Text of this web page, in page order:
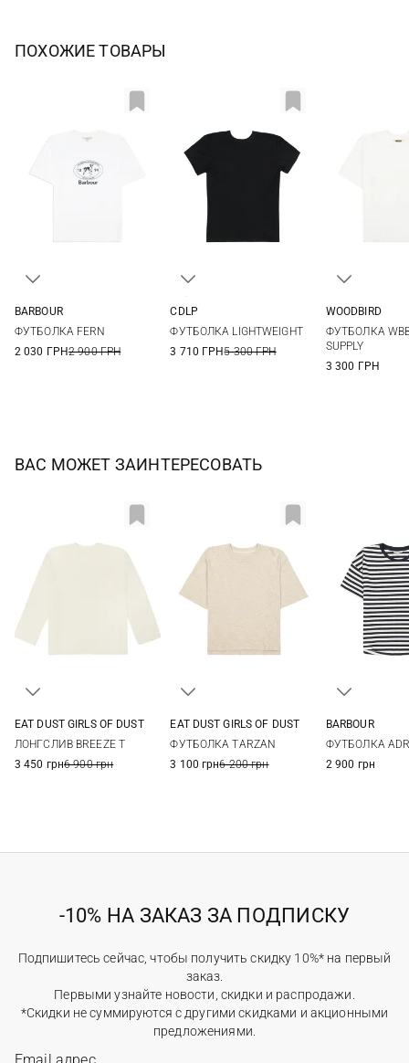
ПОХОЖИЕ ТОВАРЫ
BARBOUR
ФУТБОЛКА FERN
2 030 ГРН2 900 ГРН
CDLP
ФУТБОЛКА LIGHTWEIGHT
3 710 ГРН5 300 ГРН
WOODBIRD
ФУТБОЛКА
SUPPLY
3 300 ГРН
ВАС МОЖЕТ ЗАИНТЕРЕСОВАТЬ
EAT DUST GIRLS OF DUST
ЛОНГСЛИВ BREEZE T
3 450 грн6 900 грн
EAT DUST GIRLS OF DUST
ФУТБОЛКА TARZAN
3 100 грн6 200 грн
BARBOUR
ФУТБОЛКА
2 900 грн
-10% НА ЗАКАЗ ЗА ПОДПИСКУ
Подпишитесь сейчас, чтобы получить скидку 10%* на первый
заказ.
Первыми узнайте новости, скидки и распродажи.
*Скидки не суммируются с другими скидками и акционными
предложениями.